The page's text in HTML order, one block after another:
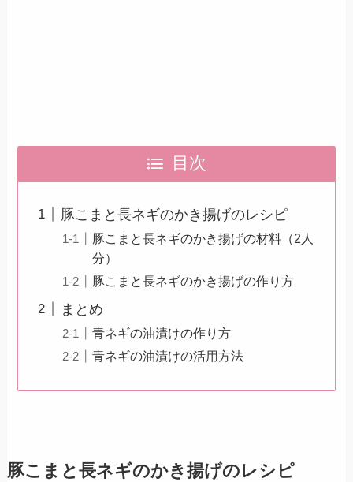
目次
豚こまと長ネギのかき揚げのレシピ
豚こまと長ネギのかき揚げの材料（2人
分）
豚こまと長ネギのかき揚げの作り方
まとめ
青ネギの油漬けの作り方
青ネギの油漬けの活用方法
豚こまと長ネギのかき揚げのレシピ